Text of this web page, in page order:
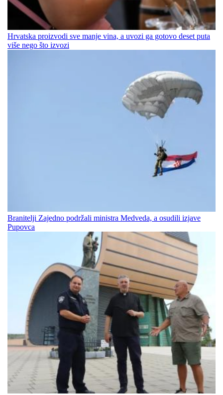
Hrvatska proizvodi sve manje vina, a uvozi ga gotovo deset puta
više nego što izvozi
Branitelji Zajedno podržali ministra Medveda, a osudili izjave
Pupovca